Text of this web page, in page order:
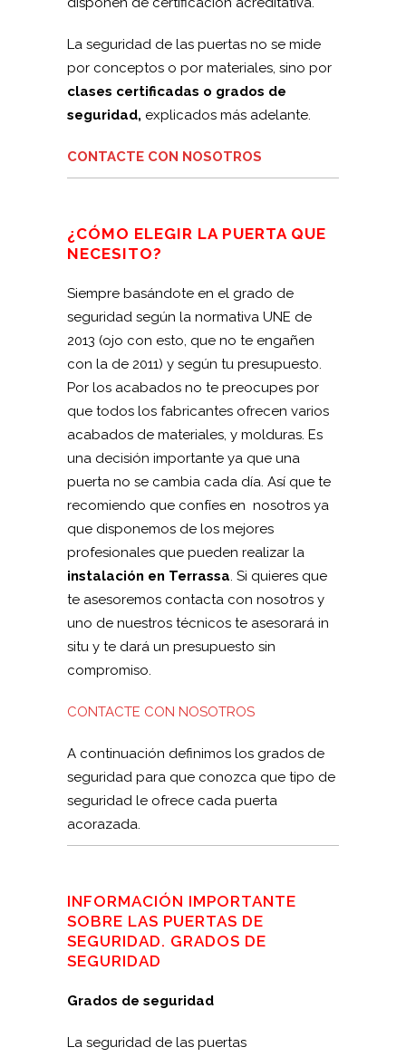
La seguridad de las puertas no se mide
por conceptos o por materiales, sino por
clases certificadas o grados de
seguridad, explicados más adelante.
CONTACTE CON NOSOTROS
¿CÓMO ELEGIR LA PUERTA QUE
NECESITO?
Siempre basándote en el grado de
seguridad según la normativa UNE de
2013 (ojo con esto, que no te engañen
con la de 2011) y según tu presupuesto.
Por los acabados no te preocupes por
que todos los fabricantes ofrecen varios
acabados de materiales, y molduras. Es
una decisión importante ya que una
puerta no se cambia cada día. Así que te
recomiendo que confíes en nosotros ya
que disponemos de los mejores
profesionales que pueden realizar la
instalación en Terrassa. Si quieres que
te asesoremos contacta con nosotros y
uno de nuestros técnicos te asesorará in
situ y te dará un presupuesto sin
compromiso.
CONTACTE CON NOSOTROS
A continuación definimos los grados de
seguridad para que conozca que tipo de
seguridad le ofrece cada puerta
acorazada.
INFORMACIÓN IMPORTANTE
SOBRE LAS PUERTAS DE
SEGURIDAD. GRADOS DE
SEGURIDAD
Grados de seguridad
La seguridad de las puertas